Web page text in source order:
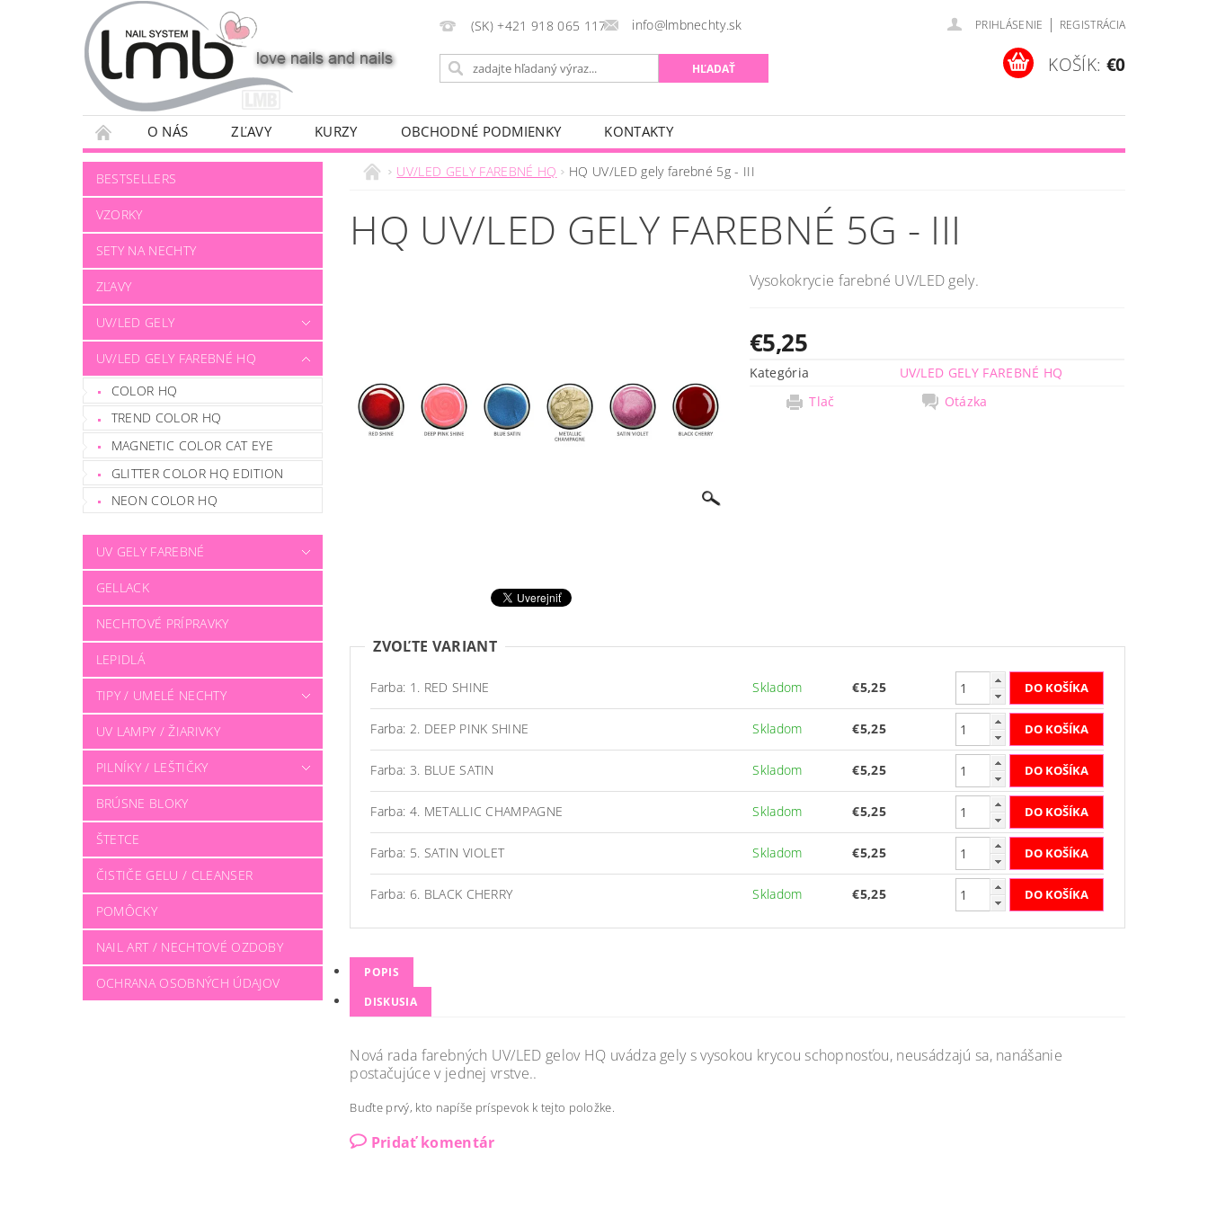
(SK) +421 918 065 117 info@lmbnechty.sk PRIHLÁSENIE | REGISTRÁCIA
KOŠÍK: €0
O NÁS ZĽAVY KURZY OBCHODNÉ PODMIENKY KONTAKTY
BESTSELLERS
VZORKY
SETY NA NECHTY
ZĽAVY
UV/LED GELY
UV/LED GELY FAREBNÉ HQ
COLOR HQ
TREND COLOR HQ
MAGNETIC COLOR CAT EYE
GLITTER COLOR HQ EDITION
NEON COLOR HQ
UV GELY FAREBNÉ
GELLACK
NECHTOVÉ PRÍPRAVKY
LEPIDLÁ
TIPY / UMELÉ NECHTY
UV LAMPY / ŽIARIVKY
PILNÍKY / LEŠTIČKY
BRÚSNE BLOKY
ŠTETCE
ČISTIČE GELU / CLEANSER
POMÔCKY
NAIL ART / NECHTOVÉ OZDOBY
OCHRANA OSOBNÝCH ÚDAJOV
UV/LED GELY FAREBNÉ HQ HQ UV/LED gely farebné 5g - III
HQ UV/LED GELY FAREBNÉ 5G - III
Vysokokrycie farebné UV/LED gely.
€5,25
Kategória
UV/LED GELY FAREBNÉ HQ
Tlač
Otázka
ZVOĽTE VARIANT
Farba: 1. RED SHINE Skladom €5,25
Farba: 2. DEEP PINK SHINE Skladom €5,25
Farba: 3. BLUE SATIN Skladom €5,25
Farba: 4. METALLIC CHAMPAGNE Skladom €5,25
Farba: 5. SATIN VIOLET Skladom €5,25
Farba: 6. BLACK CHERRY Skladom €5,25
POPIS
DISKUSIA
Nová rada farebných UV/LED gelov HQ uvádza gely s vysokou krycou schopnosťou, neusádzajú sa, nanášanie
postačujúce v jednej vrstve..
Buďte prvý, kto napíše príspevok k tejto položke.
Pridať komentár